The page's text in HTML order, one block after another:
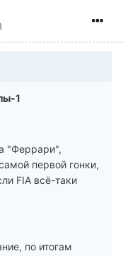
1
"Феррари",
первой гонки,
FIA всё-таки
по итогам